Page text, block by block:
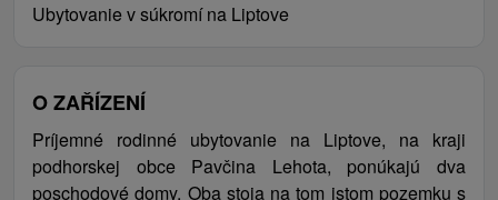
Ubytovanie v súkromí na Liptove
O ZAŘÍZENÍ
Príjemné rodinné ubytovanie na Liptove, na kraji
podhorskej obce Pavčina Lehota, ponúkajú dva
poschodové domy. Oba stoja na tom istom pozemku s